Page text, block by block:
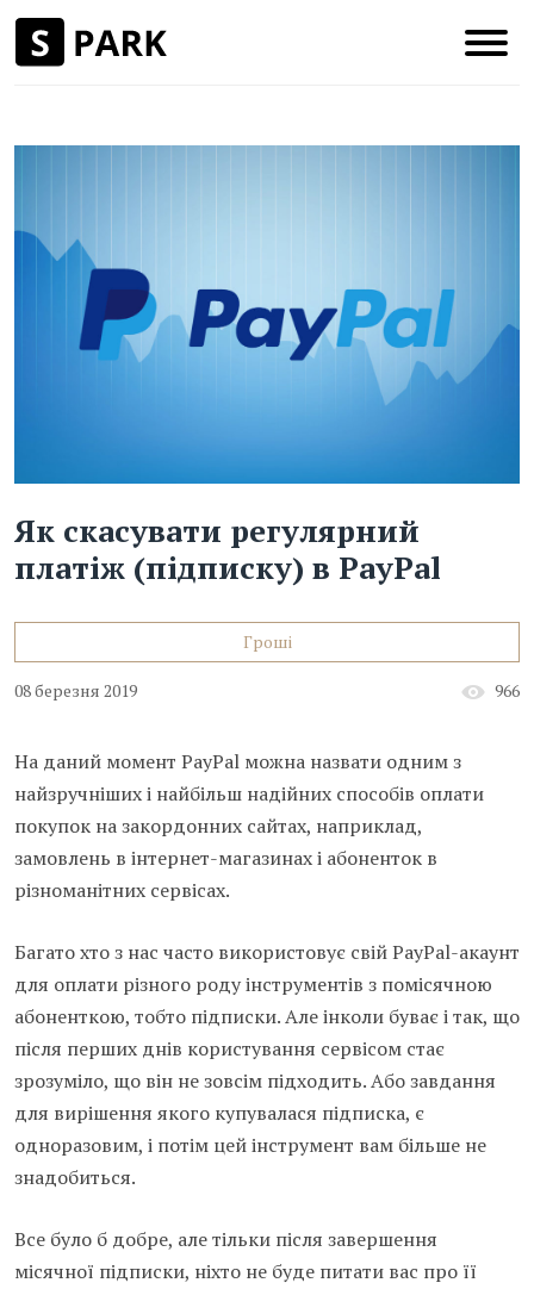
Як скасувати регулярний
платіж (підписку) в PayPal
Гроші
08 березня 2019 966
На даний момент PayPal можна назвати одним з
найзручніших і найбільш надійних способів оплати
покупок на закордонних сайтах, наприклад,
замовлень в інтернет-магазинах і абоненток в
різноманітних сервісах.
Багато хто з нас часто використовує свій PayPal-акаунт
для оплати різного роду інструментів з помісячною
абоненткою, тобто підписки. Але інколи буває і так, що
після перших днів користування сервісом стає
зрозуміло, що він не зовсім підходить. Або завдання
для вирішення якого купувалася підписка, є
одноразовим, і потім цей інструмент вам більше не
знадобиться.
Все було б добре, але тільки після завершення
місячної підписки, ніхто не буде питати вас про її